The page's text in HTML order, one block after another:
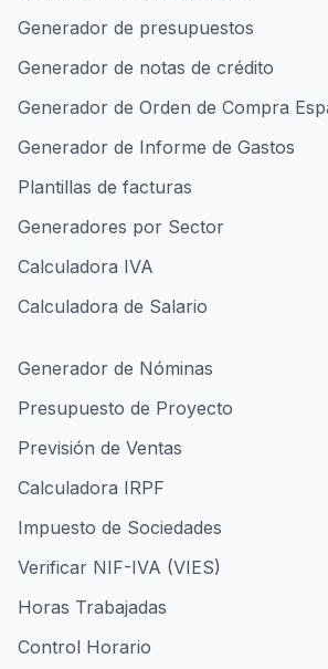
Generador de presupuestos
Generador de notas de crédito
Generador de Orden de Compra
Generador de Informe de Gastos
Plantillas de facturas
Generadores por Sector
Calculadora IVA
Calculadora de Salario
Generador de Nóminas
Presupuesto de Proyecto
Previsión de Ventas
Calculadora IRPF
Impuesto de Sociedades
Verificar NIF-IVA (VIES)
Horas Trabajadas
Control Horario